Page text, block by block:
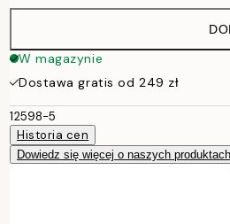
W magazynie
Dostawa gratis od 249 zł
12598-5
Historia cen
Dowiedz się więcej o naszych produktach